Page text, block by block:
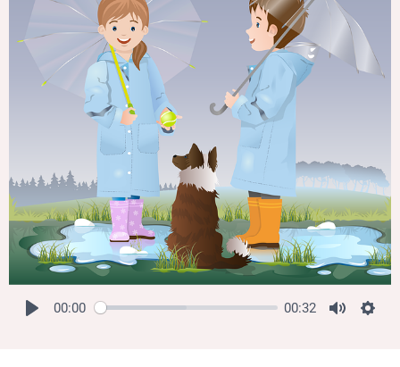
00:00 00:32